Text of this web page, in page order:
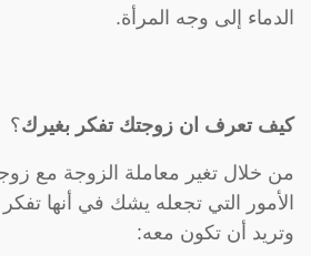
الدماء إلى وجه المرأة.
كيف تعرف ان زوجتك تفكر بغيرك؟
من خلال تغير معاملة الزوجة مع
الأمور التي تجعله يشك في أنها
وتريد أن تكون معه: